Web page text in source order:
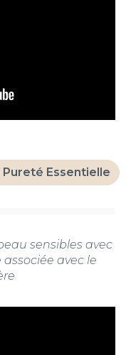
Essentielle
sensibles avec
associée avec le